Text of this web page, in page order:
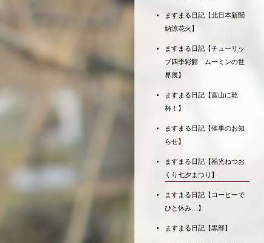
ますまる日記【北日本新聞
納涼花火】
ますまる日記【チューリッ
プ四季彩館 ムーミンの世
界展】
ますまる日記【富山に乾
杯！】
ますまる日記【催事のお知
らせ】
ますまる日記【福光ねつお
くり七夕まつり】
ますまる日記【コーヒーで
ひと休み…】
ますまる日記【黒部】